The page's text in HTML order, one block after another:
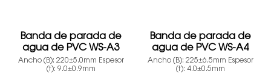
Banda de parada de
agua de PVC WS-A3
Ancho (B): 220±5.0mm Espesor
(t): 9.0±0.9mm
Banda de parada de
agua de PVC WS-A4
Ancho (B): 225±6.5mm Espesor
(t): 4.0±0.5mm